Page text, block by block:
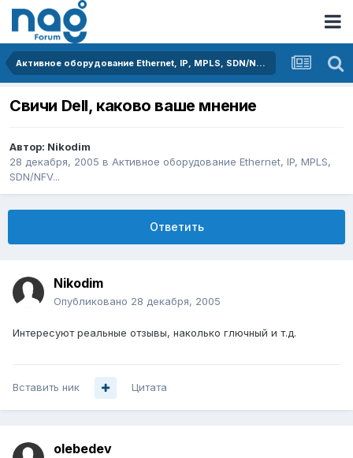
Активное оборудование Ethernet, IP, MPLS, SDN/NFV...
Свичи Dell, каково ваше мнение
Автор: Nikodim
28 декабря, 2005 в Активное оборудование Ethernet, IP, MPLS,
SDN/NFV...
Ответить
Nikodim
Опубликовано 28 декабря, 2005
Интересуют реальные отзывы, наколько глючный и т.д.
Вставить ник Цитата
olebedev